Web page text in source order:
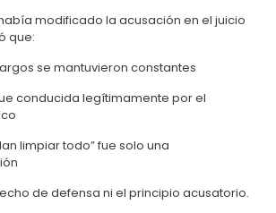
modificado la acusación en el juicio
que:
se mantuvieron constantes
conducida legítimamente por el
limpiar todo” fue solo una
de defensa ni el principio acusatorio.